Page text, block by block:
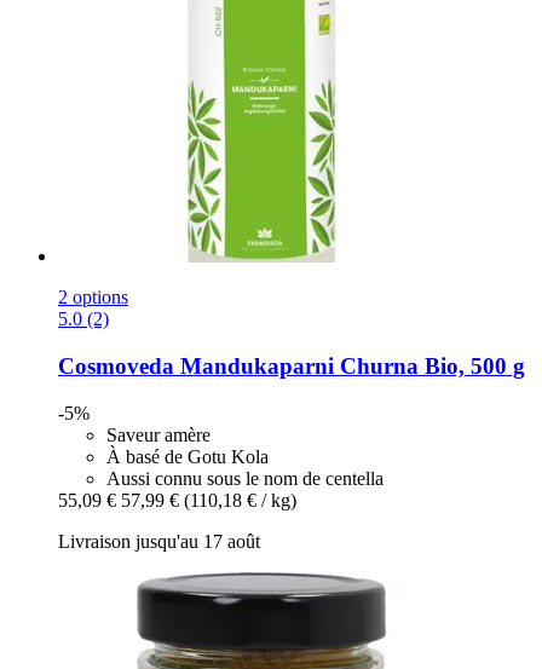
2 options
5.0 (2)
Cosmoveda Mandukaparni Churna Bio, 500 g
-5%
Saveur amère
À basé de Gotu Kola
Aussi connu sous le nom de centella
55,09 € 57,99 € (110,18 € / kg)
Livraison jusqu'au 17 août